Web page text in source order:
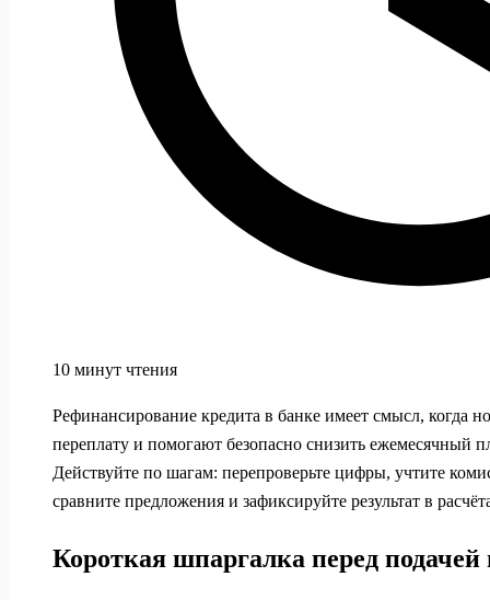
10 минут чтения
Рефинансирование кредита в банке имеет смысл, когда
переплату и помогают безопасно снизить ежемесячный
Действуйте по шагам: перепроверьте цифры, учтите
сравните предложения и зафиксируйте результат в
Короткая шпаргалка перед